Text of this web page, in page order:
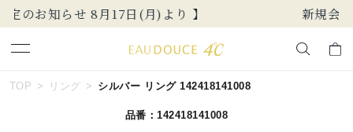
新規会員登録でお得な情報を配信！
キーワードで検索する
TOP リング シルバー リング 142418141008
品番：142418141008